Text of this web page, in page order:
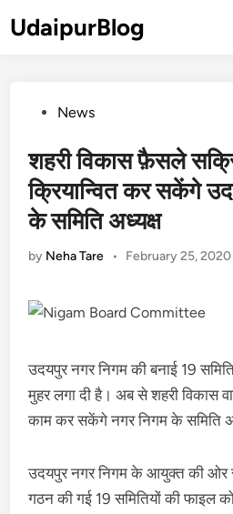
toUdaipurBlog
PostedNews
शहरी विकास फ़ैसले
क्रियान्वित कर सकेंगे
के समिति अध्यक्ष
by Neha Tare • February 25, 2020
उदयपुर नगर निगम की बनाई 19
मुहर लगा दी है। अब से शहरी विकास
काम कर सकेंगे नगर निगम के समिति
उदयपुर नगर निगम के आयुक्त की ओर
गठन की गई 19 समितियों की फाइल